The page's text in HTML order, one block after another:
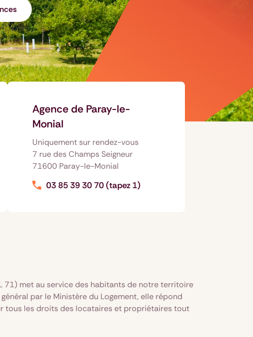
Agence de Paray-le-
Monial
Uniquement sur rendez-vous
7 rue des Champs Seigneur
71600 Paray-le-Monial
03 85 39 30 70 (tapez 1)
71) met au service des habitants de notre territoire
par le Ministère du Logement, elle répond
tous les droits des locataires et propriétaires tout